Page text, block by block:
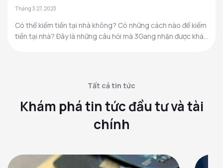
Tháng 3 27, 2023
Có thể kiếm tiền tại nhà không? Có những cách nào để kiếm
tiền tại nhà? Đây là những câu hỏi mà 3Gang nhận được khá...
Tất cả tin tức
Khám phá tin tức đầu tư và tài
chính